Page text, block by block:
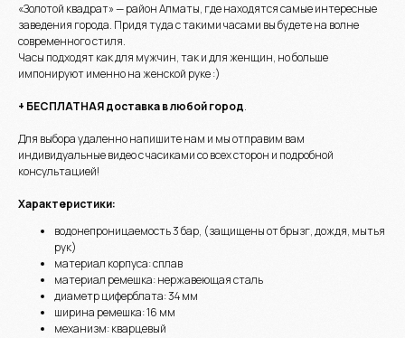
«Золотой квадрат» — район Алматы, где находятся самые интересные
заведения города. Придя туда с такими часами вы будете на волне
современного стиля.
Часы подходят как для мужчин, так и для женщин, но больше
импонируют именно на женской руке :)
+ БЕСПЛАТНАЯ доставка в любой город.
Для выбора удаленно напишите нам и мы отправим вам
индивидуальные видео с часиками со всех сторон и подробной
консультацией!
Характеристики:
водонепроницаемость 3 бар, (защищены от брызг, дождя, мытья
рук)
материал корпуса: сплав
материал ремешка: нержавеющая сталь
диаметр циферблата: 34 мм
ширина ремешка: 16 мм
механизм: кварцевый